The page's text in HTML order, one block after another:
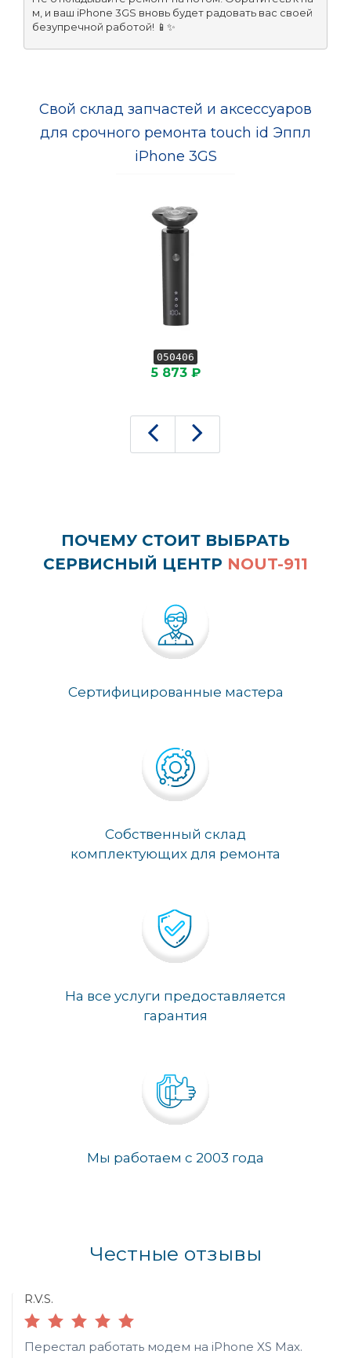
м, и ваш iPhone 3GS вновь будет радовать вас своей
безупречной работой! 📱✨
Свой склад запчастей и аксессуаров
для срочного ремонта touch id Эппл
iPhone 3GS
050406
5 873 ₽
ПОЧЕМУ СТОИТ ВЫБРАТЬ
СЕРВИСНЫЙ ЦЕНТР NOUT-911
Сертифицированные мастера
Собственный склад
комплектующих для ремонта
На все услуги предоставляется
гарантия
Мы работаем с 2003 года
Честные отзывы
R.V.S.
Перестал работать модем на iPhone XS Max.